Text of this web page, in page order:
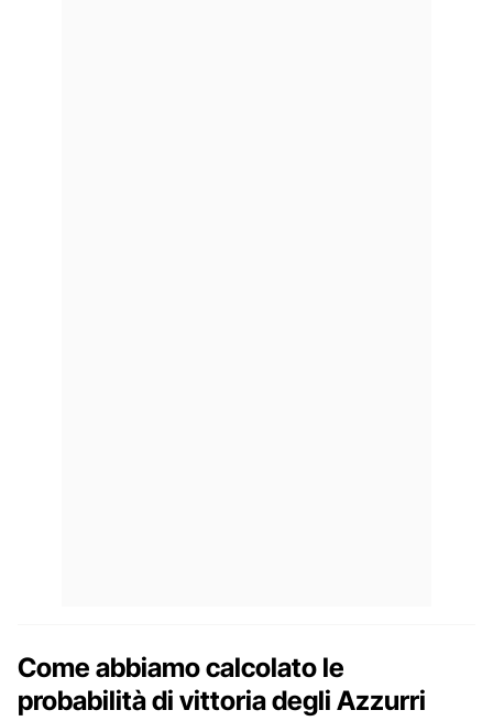
Come abbiamo calcolato le
probabilità di vittoria degli Azzurri